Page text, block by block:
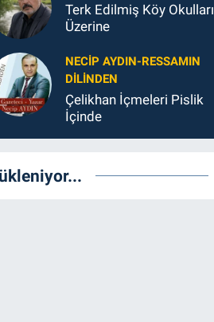
Terk Edilmiş Köy Okulları
Üzerine
NECIP AYDIN-RESSAMIN
DILINDEN
Çelikhan İçmeleri Pislik
İçinde